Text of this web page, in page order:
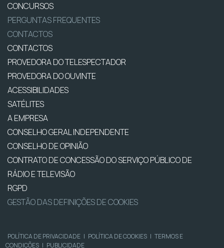
CONCURSOS
PERGUNTAS FREQUENTES
CONTACTOS
CONTACTOS
PROVEDORA DO TELESPECTADOR
PROVEDORA DO OUVINTE
ACESSIBILIDADES
SATÉLITES
A EMPRESA
CONSELHO GERAL INDEPENDENTE
CONSELHO DE OPINIÃO
CONTRATO DE CONCESSÃO DO SERVIÇO PÚBLICO DE
RÁDIO E TELEVISÃO
RGPD
GESTÃO DAS DEFINIÇÕES DE COOKIES
POLÍTICA DE PRIVACIDADE | POLÍTICA DE COOKIES | TERMOS E
CONDIÇÕES | PUBLICIDADE